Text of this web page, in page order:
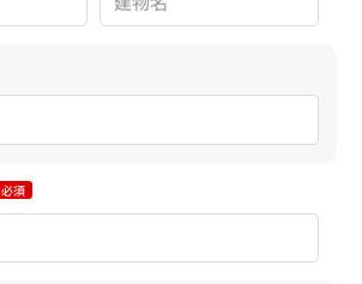
必須